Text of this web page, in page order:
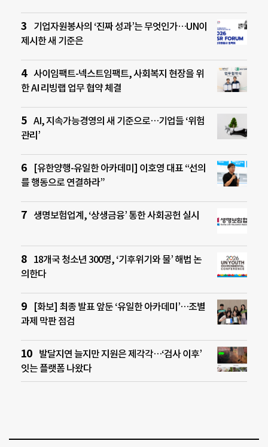
기업자원봉사의 ‘진짜 성과’는 무엇인가…UN이
제시한 새 기준은
사이임팩트-넥스트임팩트, 사회복지 현장을 위
한 AI 리빙랩 업무 협약 체결
AI, 지속가능경영의 새 기준으로…기업들 ‘위험
관리’
[유한양행-유일한 아카데미] 이호영 대표 “선의
를 행동으로 연결하라”
생명보험업계, ‘상생금융’ 통한 사회공헌 실시
18개국 청소년 300명, ‘기후위기와 물’ 해법 논
의한다
[화보] 최종 발표 앞둔 ‘유일한 아카데미’…조별
과제 막판 점검
발달지연 늘지만 지원은 제각각…‘검사 이후’
잇는 플랫폼 나왔다